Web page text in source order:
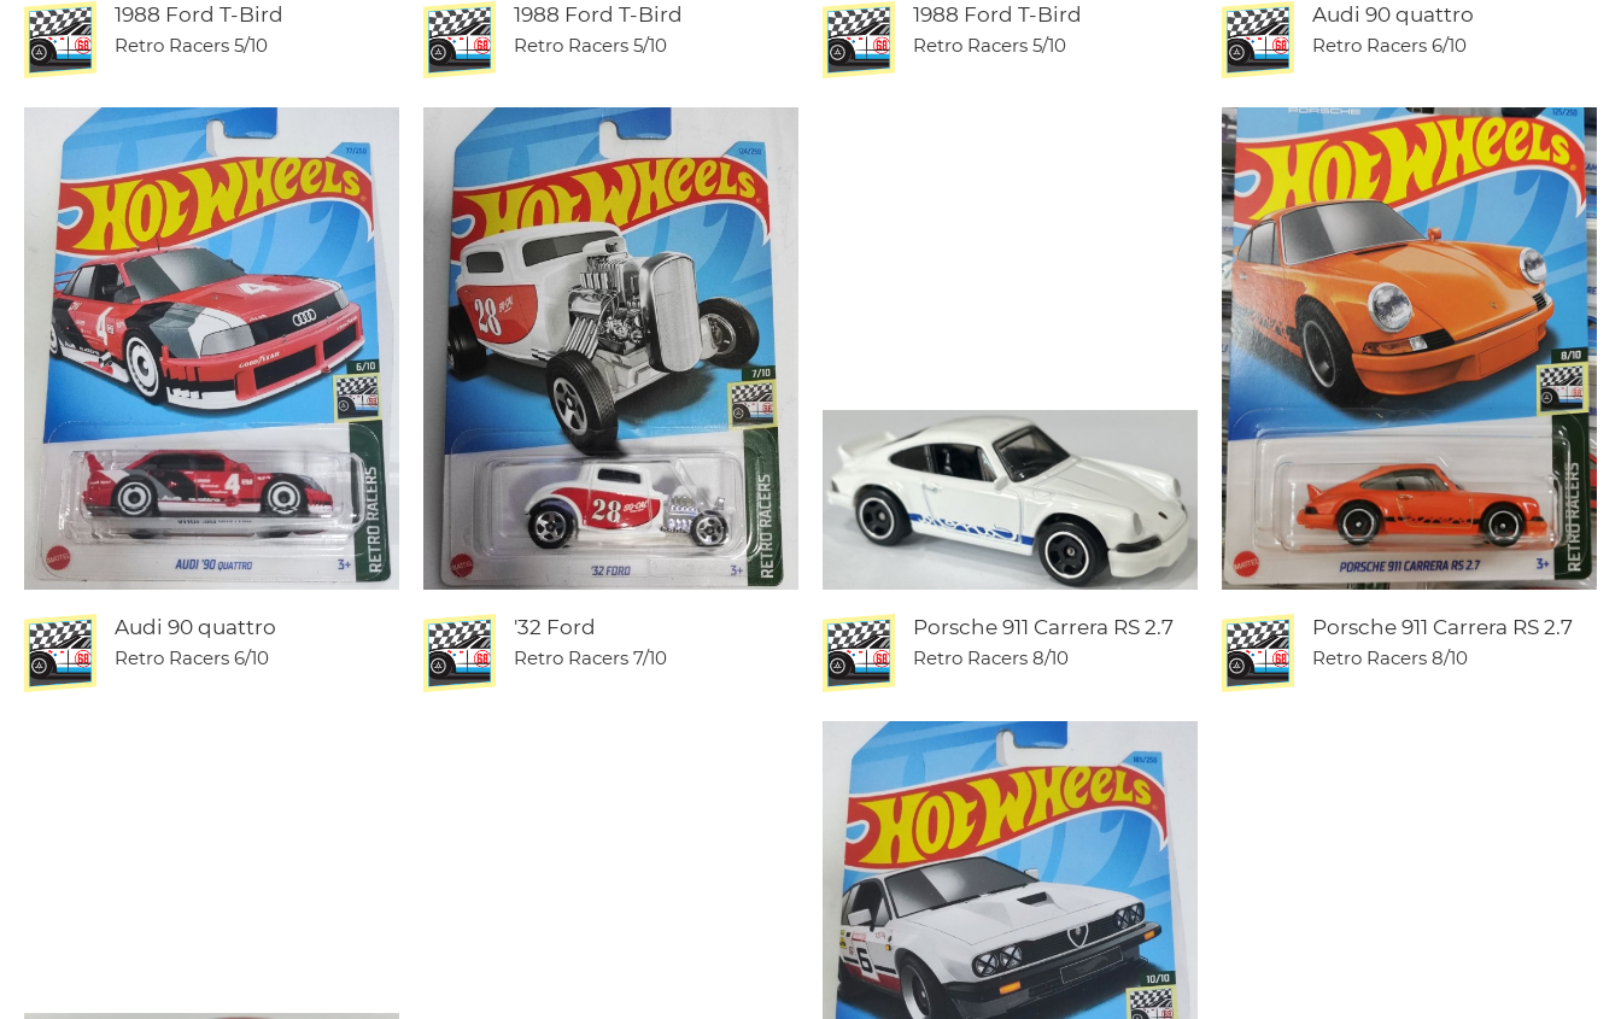
1988 Ford T-Bird
Retro Racers 5/10
1988 Ford T-Bird
Retro Racers 5/10
1988 Ford T-Bird
Retro Racers 5/10
Audi 90 quattro
Retro Racers 6/10
Audi 90 quattro
Retro Racers 6/10
'32 Ford
Retro Racers 7/10
Porsche 911 Carrera RS 2.7
Retro Racers 8/10
Porsche 911 Carrera RS 2.7
Retro Racers 8/10